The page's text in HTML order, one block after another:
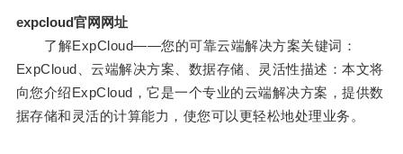
expcloud官网网址
了解ExpCloud——您的可靠云端解决方案关键词：
ExpCloud、云端解决方案、数据存储、灵活性描述：本文将
向您介绍ExpCloud，它是一个专业的云端解决方案，提供数
据存储和灵活的计算能力，使您可以更轻松地处理业务。